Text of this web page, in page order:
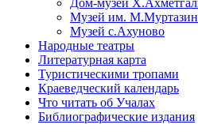
Дом-музей
Музей им.
Музей с.Ахуново
Народные театры
Литературная карта
Туристическими тропами
Краеведческий календарь
Что читать об Учалах
Библиографические издания